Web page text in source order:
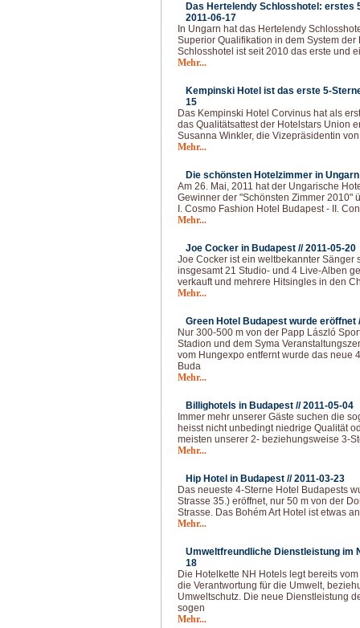
Das Hertelendy Schlosshotel: erstes
2011-06-17
In Ungarn hat das Hertelendy
Superior Qualifikation in dem System
Schlosshotel ist seit 2010 das erste und
Mehr...
Kempinski Hotel ist das erste 5-
15
Das Kempinski Hotel Corvinus hat als
das Qualitätsattest der Hotelstars Union
Susanna Winkler, die Vizepräsidentin
Mehr...
Die schönsten Hotelzimmer in
Am 26. Mai, 2011 hat der Ungarische
Gewinner der "Schönsten Zimmer 2010"
I. Cosmo Fashion Hotel Budapest - II.
Mehr...
Joe Cocker in Budapest //2011-05-20
Joe Cocker ist ein weltbekannter Sänger
insgesamt 21 Studio- und 4 Live-Alben
verkauft und mehrere Hitsingles in den
Mehr...
Green Hotel Budapest wurde eröffnet
Nur 300-500 m von der Papp László
Stadion und dem Syma
vom Hungexpo entfernt wurde das neue
Buda
Mehr...
Billighotels in Budapest //2011-05-04
Immer mehr unserer Gäste suchen die
heisst nicht unbedingt niedrige Qualität
meisten unserer 2- beziehungsweise 3-
Mehr...
Hip Hotel in Budapest //2011-03-23
Das neueste 4-Sterne Hotel Budapests
Strasse 35.) eröffnet, nur 50 m von der
Strasse. Das Bohém Art Hotel ist etwas
Mehr...
Umweltfreundliche Dienstleistung im
18
Die Hotelkette NH Hotels legt bereits
die Verantwortung für die Umwelt,
Umweltschutz. Die neue Dienstleistung
sogen
Mehr...